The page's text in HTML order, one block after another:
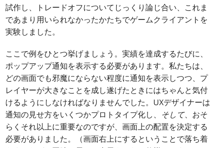
試作し、トレードオフについてじっくり論じ合い、これま
であまり用いられなかったかたちでゲームクライアントを
実験しました。
ここで例をひとつ挙げましょう。実績を達成するたびに、
ポップアップ通知を表示する必要があります。私たちは、
どの画面でも邪魔にならない程度に通知を表示しつつ、プ
レイヤーが大きなことを成し遂げたときにはちゃんと気付
けるようにしなければなりませんでした。UXデザイナーは
通知の見せ方をいくつかプロトタイプ化し、 そして、おそ
らくそれ以上に重要なのですが、画面上の配置を決定する
必要がありました。（画面右上にするということで落ち着